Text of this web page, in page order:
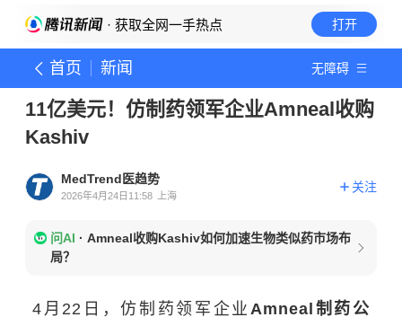
· 获取全网一手热点 打开
首页 新闻 无障碍
11亿美元！仿制药领军企业Amneal收购
Kashiv
MedTrend医趋势
2026年4月24日11:58 上海
关注
问AI · Amneal收购Kashiv如何加速生物类似药市场布
局？
4月22日，仿制药领军企业 Amneal制药公